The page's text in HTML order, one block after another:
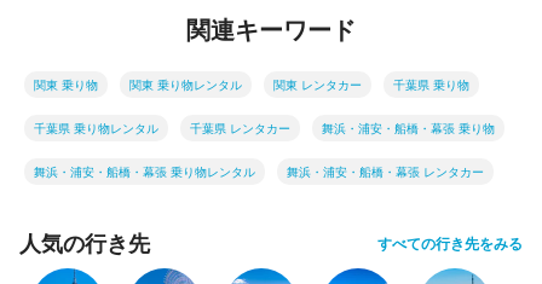
関連キーワード
関東 乗り物 関東 乗り物レンタル 関東 レンタカー 千葉県 乗り物
千葉県 乗り物レンタル 千葉県 レンタカー 舞浜・浦安・船橋・幕張 乗り物
舞浜・浦安・船橋・幕張 乗り物レンタル 舞浜・浦安・船橋・幕張 レンタカー
人気の行き先 すべての行き先をみる